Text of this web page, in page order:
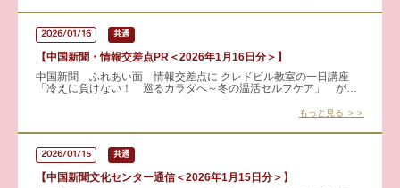
2026/01/16 共通
【中国新聞・情報交差点PR＜2026年1月16日分＞】
中国新聞 ふれあい面 情報交差点に クレドビル教室の一日講座
「冷えに負けない！ 巡るカラダへ～冬の温活セルフケア」 が掲
もっと見る ＞＞
2026/01/15 共通
【中国新聞文化センター通信＜2026年1月15日分＞】